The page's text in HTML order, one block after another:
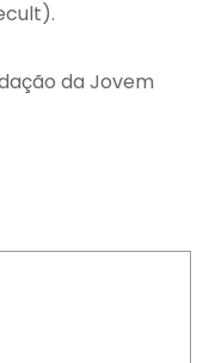
da Jovem